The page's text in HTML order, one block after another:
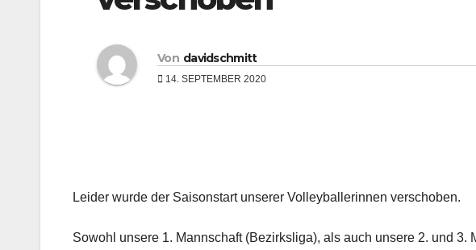
Von davidschmitt
14. SEPTEMBER 2020
Leider wurde der Saisonstart unserer Volleyballerinnen verschoben.
Sowohl unsere 1. Mannschaft (Bezirksliga), als auch unsere 2. und 3.